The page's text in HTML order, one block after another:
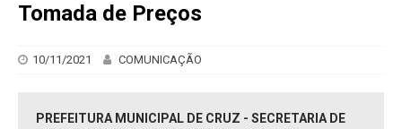
Tomada de Preços
10/11/2021 COMUNICAÇÃO
PREFEITURA MUNICIPAL DE CRUZ - SECRETARIA DE